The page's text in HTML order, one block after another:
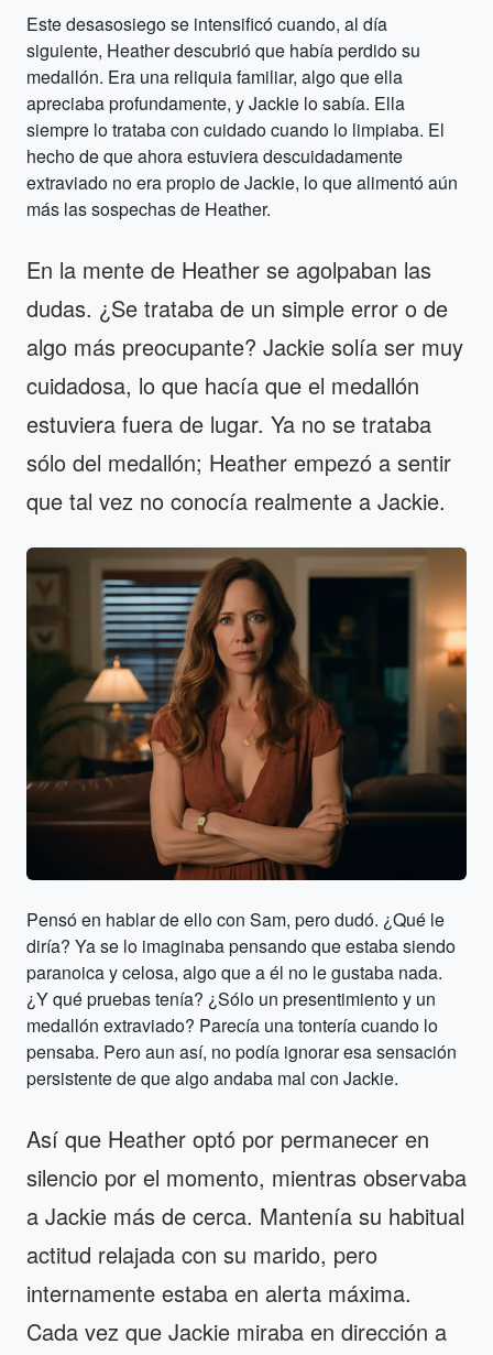
Este desasosiego se intensificó cuando, al día
siguiente, Heather descubrió que había perdido su
medallón. Era una reliquia familiar, algo que ella
apreciaba profundamente, y Jackie lo sabía. Ella
siempre lo trataba con cuidado cuando lo limpiaba. El
hecho de que ahora estuviera descuidadamente
extraviado no era propio de Jackie, lo que alimentó aún
más las sospechas de Heather.
En la mente de Heather se agolpaban las
dudas. ¿Se trataba de un simple error o de
algo más preocupante? Jackie solía ser muy
cuidadosa, lo que hacía que el medallón
estuviera fuera de lugar. Ya no se trataba
sólo del medallón; Heather empezó a sentir
que tal vez no conocía realmente a Jackie.
Pensó en hablar de ello con Sam, pero dudó. ¿Qué le
diría? Ya se lo imaginaba pensando que estaba siendo
paranoica y celosa, algo que a él no le gustaba nada.
¿Y qué pruebas tenía? ¿Sólo un presentimiento y un
medallón extraviado? Parecía una tontería cuando lo
pensaba. Pero aun así, no podía ignorar esa sensación
persistente de que algo andaba mal con Jackie.
Así que Heather optó por permanecer en
silencio por el momento, mientras observaba
a Jackie más de cerca. Mantenía su habitual
actitud relajada con su marido, pero
internamente estaba en alerta máxima.
Cada vez que Jackie miraba en dirección a